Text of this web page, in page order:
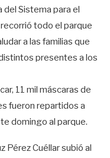
del Sistema para el
todo el parque
a las familias que
presentes a los
11 mil máscaras de
fueron repartidos a
domingo al parque.
Pérez Cuéllar subió al